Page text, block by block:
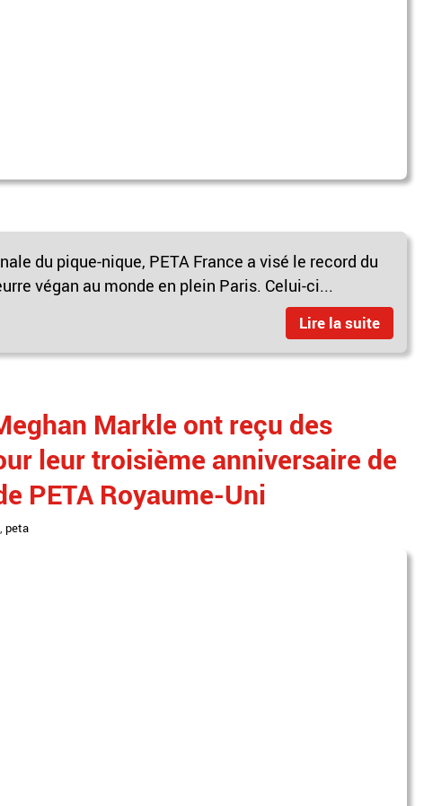
du pique-nique, PETA France a visé le record du
végan au monde en plein Paris. Celui-ci...
Lire la suite
Markle ont reçu des
leur troisième anniversaire de
PETA Royaume-Uni
peta